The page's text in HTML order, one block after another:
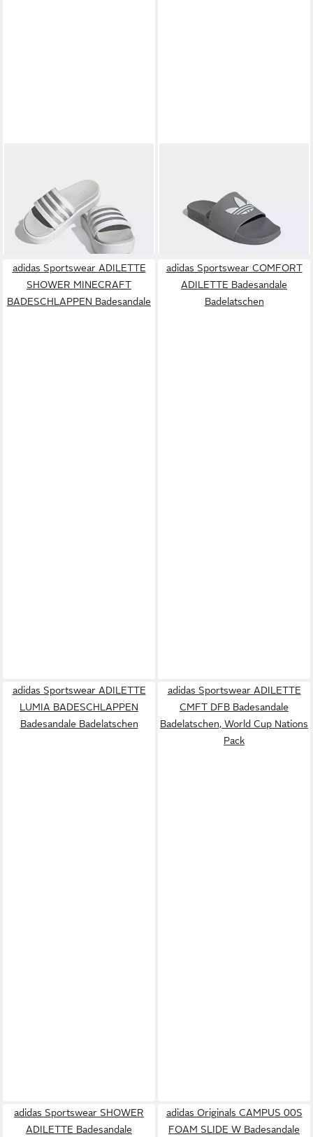
PLATFORM ADILETTE
Badesandale Badelatschen
ab 42,99 € 55,00 €
-22%
BADESCHLAPPEN
Badesandale Badelatschen
UVP35,00 €
-23%
adidas Sportswear ADILETTE
SHOWER MINECRAFT
BADESCHLAPPEN Badesandale
adidas Sportswear COMFORT
ADILETTE Badesandale
Badelatschen
adidas Sportswear ADILETTE
LUMIA BADESCHLAPPEN
Badesandale Badelatschen
adidas Sportswear ADILETTE
CMFT DFB Badesandale
Badelatschen, World Cup Nations
Pack
adidas Sportswear SHOWER
ADILETTE Badesandale
adidas Originals CAMPUS 00S
FOAM SLIDE W Badesandale